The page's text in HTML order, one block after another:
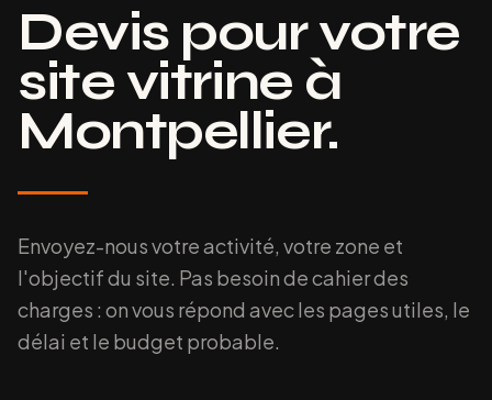
Devis pour votre
site vitrine à
Montpellier.
Envoyez-nous votre activité, votre zone et
l'objectif du site. Pas besoin de cahier des
charges : on vous répond avec les pages utiles, le
délai et le budget probable.